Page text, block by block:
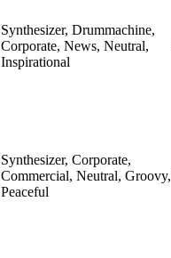
Synthesizer, Drummachine,
Corporate, News, Neutral,
Inspirational
Synthesizer, Corporate,
Commercial, Neutral, Groovy,
Peaceful